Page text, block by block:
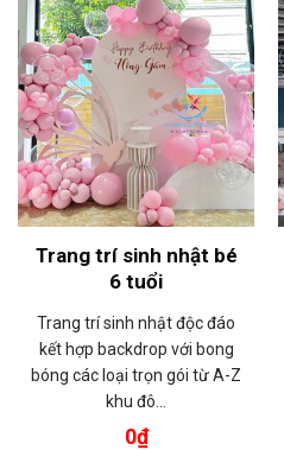
Trang trí sinh nhật bé
6 tuổi
Trang trí sinh nhật độc đáo
kết hợp backdrop với bong
bóng các loại trọn gói từ A-Z
khu đô…
0₫